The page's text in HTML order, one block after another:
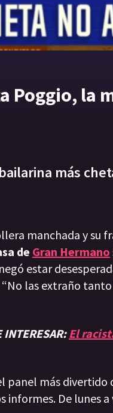
Poggio, la
más
manchada y su
de Gran Hermano
negó estar
“No las extraño
INTERESAR:El
panel más
informes. De lunes a